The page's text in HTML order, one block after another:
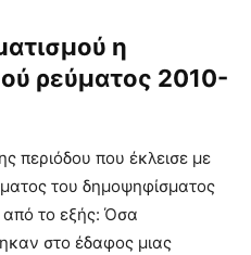
η
ρεύματος 2010-
περιόδου που έκλεισε με
του δημοψηφίσματος
από το εξής: Όσα
στο έδαφος μιας